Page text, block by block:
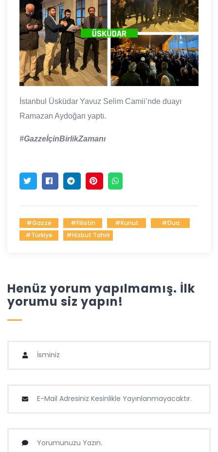
İstanbul Üsküdar Yavuz Selim Camii’nde duayı
Ramazan Aydoğan yaptı.
#GazzeİçinBirlikZamanı
#Gazze #Filistin #Kunut
#Dua
#Türkiye
#Hizbut Tahrir
Henüz yorum yapılmamış. İlk
yorumu siz yapın!